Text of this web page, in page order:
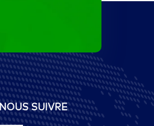
NOUS SUIVRE